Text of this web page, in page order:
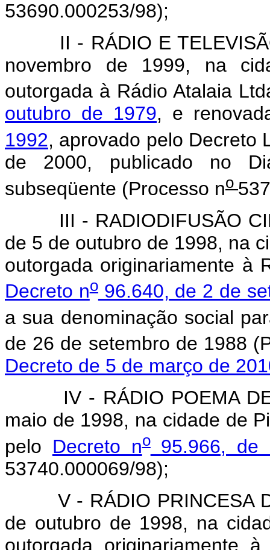
53690.000253/98);
II - RÁDIO E TELEVISÃO
novembro de 1999, na
outorgada à Rádio Atalaia
outubro de 1979, e
1992, aprovado pelo Decreto
de 2000, publicado no
subseqüente (Processo no
III - RADIODIFUSÃO
de 5 de outubro de 1998, na
outorgada originariamente à
Decreto no96.640, de 2 de
a sua denominação social
de 26 de setembro de 1988
Decreto de 5 de março de
IV - RÁDIO POEMA DE
maio de 1998, na cidade de
pelo Decreto no95.966, de
53740.000069/98);
V - RÁDIO PRINCESA
de outubro de 1998, na
outorgada originariamente